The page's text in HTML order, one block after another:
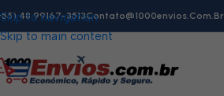
Skip to navigation
Skip to main content
48 99167-3513Contato@1000envios.com.br